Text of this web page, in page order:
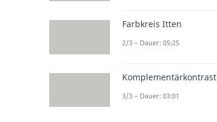
Farbkreis Itten
2/3 – Dauer: 05:25
Komplementärkontrast
3/3 – Dauer: 03:01